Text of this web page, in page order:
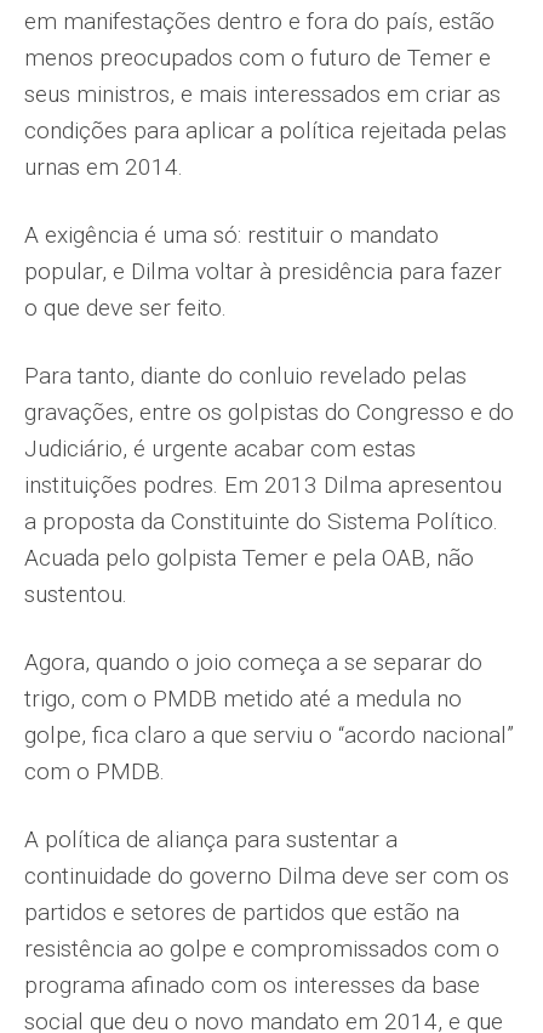
em manifestações dentro e fora do país, estão
menos preocupados com o futuro de Temer e
seus ministros, e mais interessados em criar as
condições para aplicar a política rejeitada pelas
urnas em 2014.
A exigência é uma só: restituir o mandato
popular, e Dilma voltar à presidência para fazer
o que deve ser feito.
Para tanto, diante do conluio revelado pelas
gravações, entre os golpistas do Congresso e do
Judiciário, é urgente acabar com estas
instituições podres. Em 2013 Dilma apresentou
a proposta da Constituinte do Sistema Político.
Acuada pelo golpista Temer e pela OAB, não
sustentou.
Agora, quando o joio começa a se separar do
trigo, com o PMDB metido até a medula no
golpe, fica claro a que serviu o “acordo nacional”
com o PMDB.
A política de aliança para sustentar a
continuidade do governo Dilma deve ser com os
partidos e setores de partidos que estão na
resistência ao golpe e compromissados com o
programa afinado com os interesses da base
social que deu o novo mandato em 2014, e que